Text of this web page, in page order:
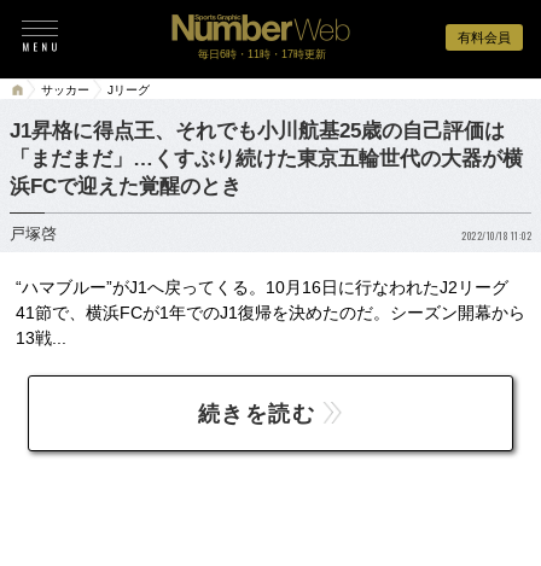
有料会員
毎日6時・11時・17時更新
サッカー Jリーグ
J1昇格に得点王、それでも小川航基25歳の自己評価は
「まだまだ」…くすぶり続けた東京五輪世代の大器が横
浜FCで迎えた覚醒のとき
戸塚啓 2022/10/18 11:02
“ハマブルー”がJ1へ戻ってくる。10月16日に行なわれたJ2リーグ
41節で、横浜FCが1年でのJ1復帰を決めたのだ。シーズン開幕から
13戦...
続きを読む